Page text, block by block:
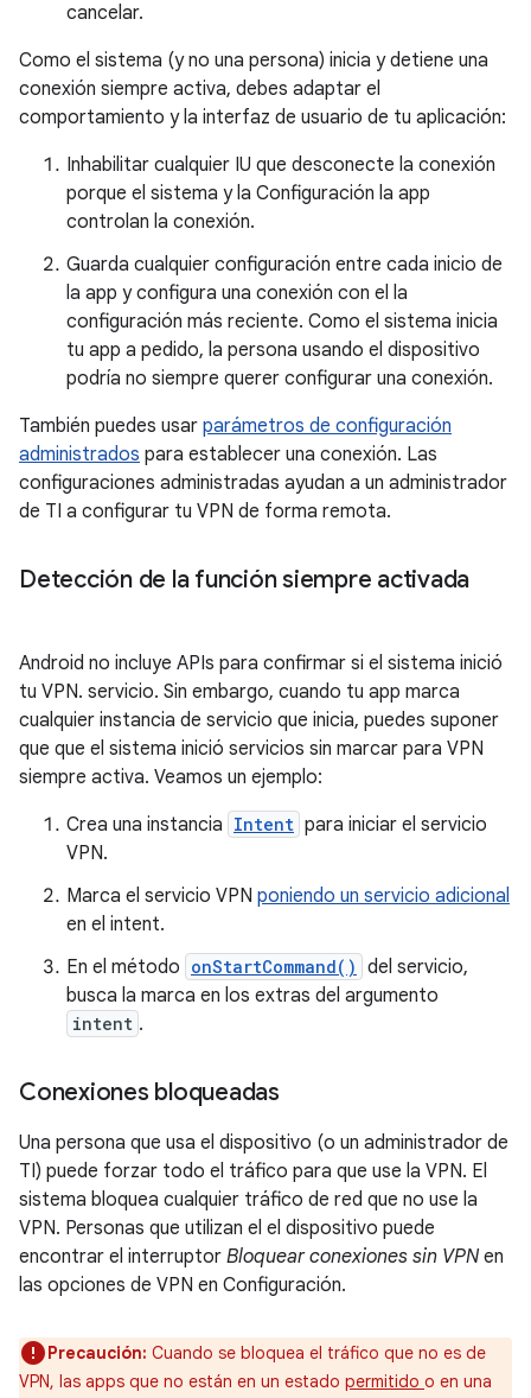
cancelar.
Como el sistema (y no una persona) inicia y detiene una
conexión siempre activa, debes adaptar el
comportamiento y la interfaz de usuario de tu aplicación:
Inhabilitar cualquier IU que desconecte la conexión
porque el sistema y la Configuración la app
controlan la conexión.
Guarda cualquier configuración entre cada inicio de
la app y configura una conexión con el la
configuración más reciente. Como el sistema inicia
tu app a pedido, la persona usando el dispositivo
podría no siempre querer configurar una conexión.
También puedes usar parámetros de configuración
administrados para establecer una conexión. Las
configuraciones administradas ayudan a un administrador
de TI a configurar tu VPN de forma remota.
Detección de la función siempre activada
Android no incluye APIs para confirmar si el sistema inició
tu VPN. servicio. Sin embargo, cuando tu app marca
cualquier instancia de servicio que inicia, puedes suponer
que que el sistema inició servicios sin marcar para VPN
siempre activa. Veamos un ejemplo:
Crea una instancia Intent para iniciar el servicio
VPN.
Marca el servicio VPN poniendo un servicio adicional
en el intent.
En el método onStartCommand() del servicio,
busca la marca en los extras del argumento
intent .
Conexiones bloqueadas
Una persona que usa el dispositivo (o un administrador de
TI) puede forzar todo el tráfico para que use la VPN. El
sistema bloquea cualquier tráfico de red que no use la
VPN. Personas que utilizan el el dispositivo puede
encontrar el interruptor Bloquear conexiones sin VPN en
las opciones de VPN en Configuración.
Precaución: Cuando se bloquea el tráfico que no es de
VPN, las apps que no están en un estado permitido o en una